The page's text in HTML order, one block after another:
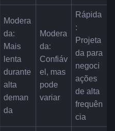
Modera
da:
Mais
lenta
durante
alta
deman
da
Modera
da:
Confiáv
el, mas
pode
variar
Rápida
:
Projeta
da para
negoci
ações
de alta
frequên
cia